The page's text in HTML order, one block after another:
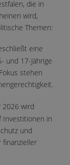
die in
wird,
Themen:
eine
und 17-Jährige
stehen
2026 wird
Investitionen in
und
finanzieller